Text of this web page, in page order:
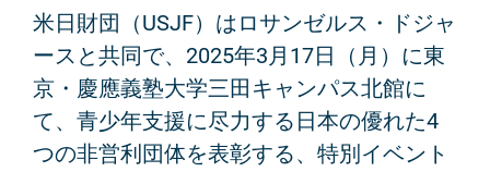
米日財団（USJF）はロサンゼルス・ドジャ
ースと共同で、2025年3月17日（月）に東
京・慶應義塾大学三田キャンパス北館に
て、青少年支援に尽力する日本の優れた4
つの非営利団体を表彰する、特別イベント